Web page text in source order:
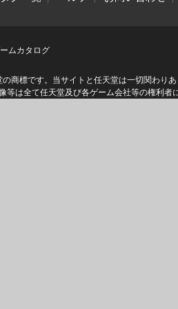
ムカタログ
商標です。当サイトと任天堂は一切関わりあ
は全て任天堂及び各ゲーム会社等の権利者